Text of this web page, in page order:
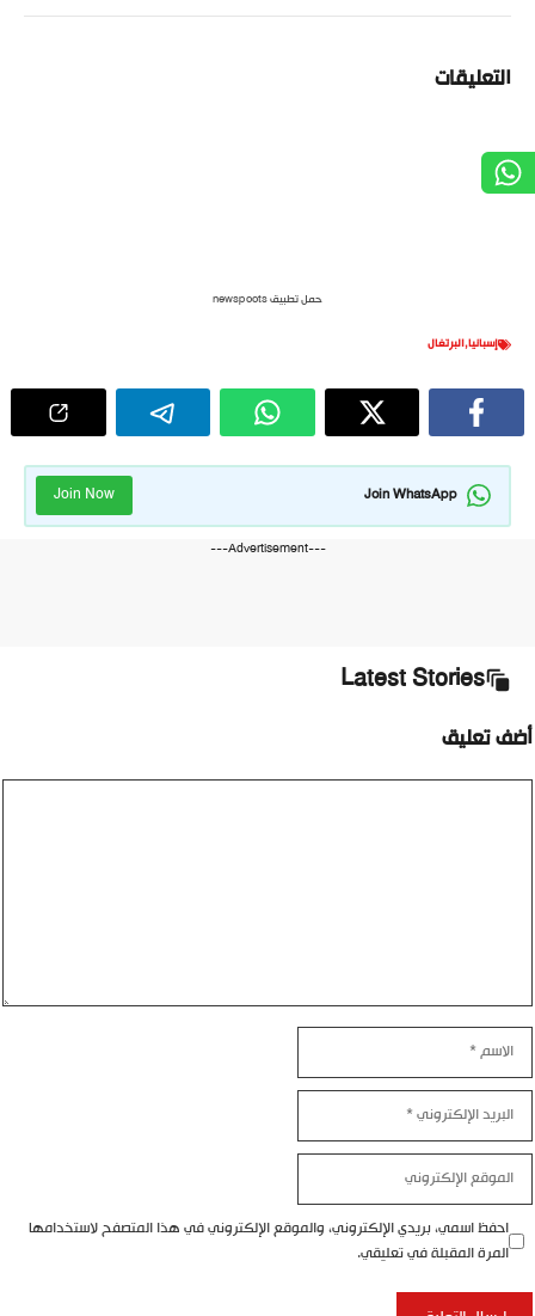
التعليقات
حمل تطبيق newspoots
إسبانيا,البرتغال
Join WhatsApp
Join Now
---Advertisement---
Latest Stories
أضف تعليق
تعليق
الاسم
البريد
الإلكتروني
الموقع
الإلكتروني
احفظ اسمي، بريدي الإلكتروني، والموقع الإلكتروني في هذا المتصفح لاستخدامها
المرة المقبلة في تعليقي.